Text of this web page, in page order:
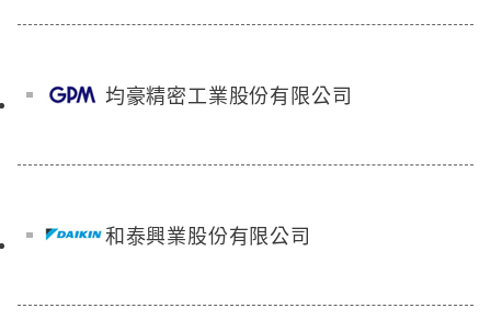
均豪精密工業股份有限公司
和泰興業股份有限公司